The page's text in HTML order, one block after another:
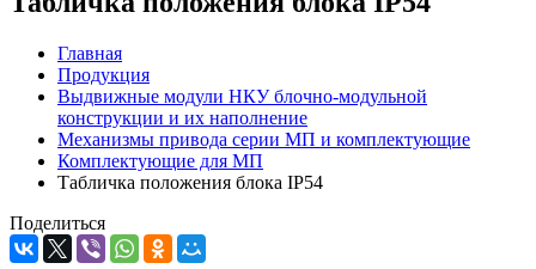
Главная
Продукция
Выдвижные модули НКУ блочно-модульной
конструкции и их наполнение
Механизмы привода серии МП и комплектующие
Комплектующие для МП
Табличка положения блока IP54
Поделиться